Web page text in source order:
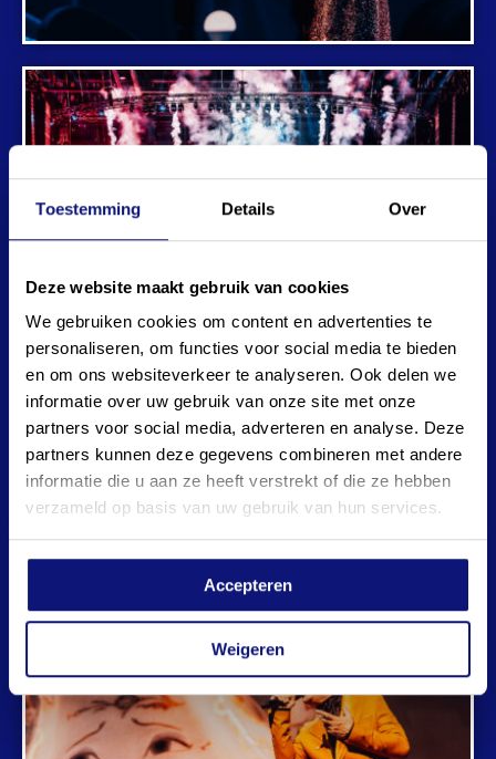
Toestemming Details Over
Deze website maakt gebruik van cookies
We gebruiken cookies om content en advertenties te
personaliseren, om functies voor social media te bieden
en om ons websiteverkeer te analyseren. Ook delen we
informatie over uw gebruik van onze site met onze
partners voor social media, adverteren en analyse. Deze
partners kunnen deze gegevens combineren met andere
informatie die u aan ze heeft verstrekt of die ze hebben
verzameld op basis van uw gebruik van hun services.
Accepteren
Weigeren